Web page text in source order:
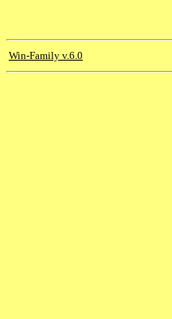
Win-Family v.6.0